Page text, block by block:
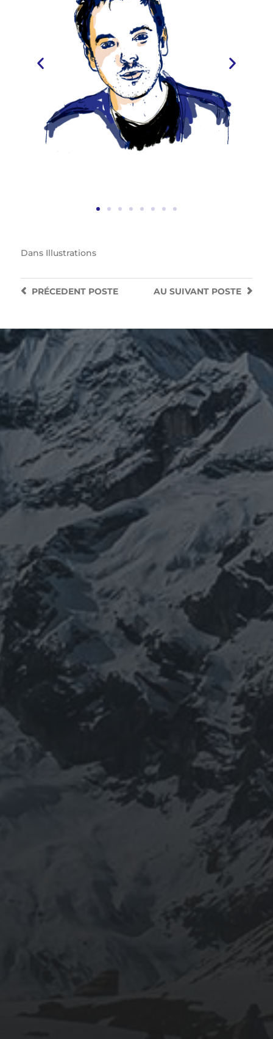
Dans Illustrations
AU SUIVANT POSTE
PRÉCEDENTPOSTE